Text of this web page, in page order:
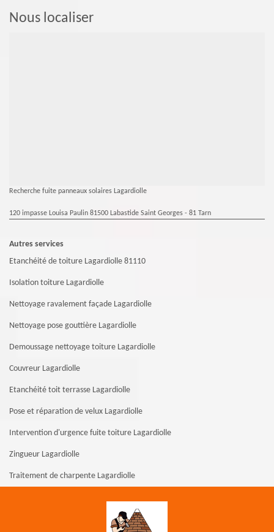
Nous localiser
Recherche fuite panneaux solaires Lagardiolle
120 impasse Louisa Paulin 81500 Labastide Saint Georges - 81 Tarn
Autres services
Etanchéité de toiture Lagardiolle 81110
Isolation toiture Lagardiolle
Nettoyage ravalement façade Lagardiolle
Nettoyage pose gouttière Lagardiolle
Demoussage nettoyage toiture Lagardiolle
Couvreur Lagardiolle
Etanchéité toit terrasse Lagardiolle
Pose et réparation de velux Lagardiolle
Intervention d'urgence fuite toiture Lagardiolle
Zingueur Lagardiolle
Traitement de charpente Lagardiolle